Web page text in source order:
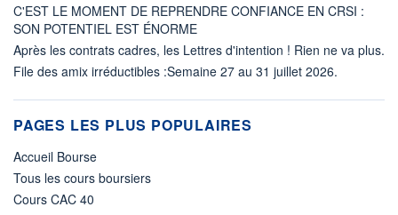
C'EST LE MOMENT DE REPRENDRE CONFIANCE EN CRSI :
SON POTENTIEL EST ÉNORME
Après les contrats cadres, les Lettres d'intention ! Rien ne va plus.
File des amix irréductibles :Semaine 27 au 31 juillet 2026.
PAGES LES PLUS POPULAIRES
Accueil Bourse
Tous les cours boursiers
Cours CAC 40